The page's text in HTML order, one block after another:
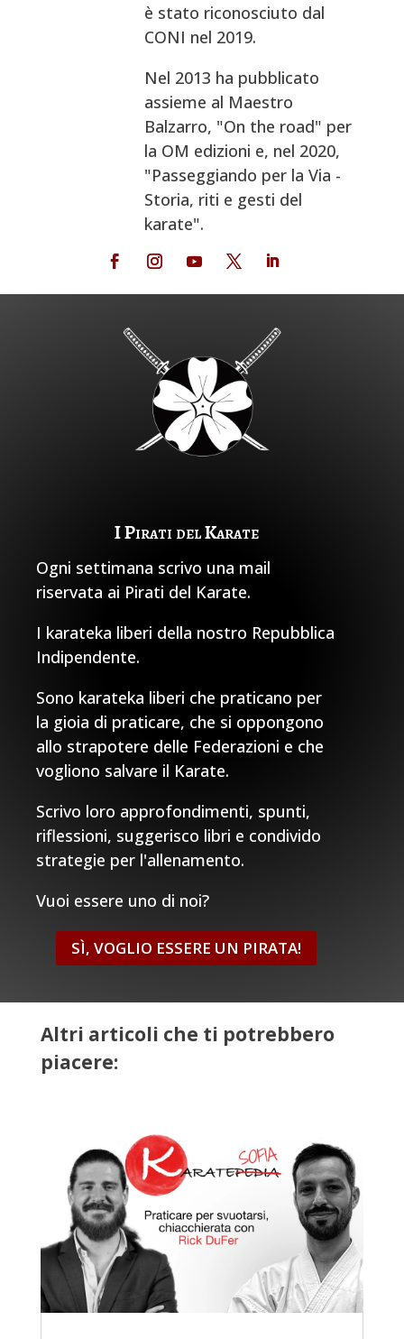
è stato riconosciuto dal
CONI nel 2019.
Nel 2013 ha pubblicato
assieme al Maestro
Balzarro, "On the road" per
la OM edizioni e, nel 2020,
"Passeggiando per la Via -
Storia, riti e gesti del
karate".
I Pirati del Karate
Ogni settimana scrivo una mail
riservata ai Pirati del Karate.
I karateka liberi della nostro Repubblica
Indipendente.
Sono karateka liberi che praticano per
la gioia di praticare, che si oppongono
allo strapotere delle Federazioni e che
vogliono salvare il Karate.
Scrivo loro approfondimenti, spunti,
riflessioni, suggerisco libri e condivido
strategie per l'allenamento.
Vuoi essere uno di noi?
SÌ, VOGLIO ESSERE UN PIRATA!
Altri articoli che ti potrebbero
piacere: